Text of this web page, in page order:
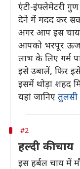
एंटी-इंफ्लेमेटरी
देने में मदद कर
अगर आप इस
आपको भरपूर
लाभ के लिए गर्म
इसे उबालें, फिर
इसमें थोड़ा शहद
यहां जानिए तुलसी
#2
हल्दी की चाय
इस हर्बल चाय में